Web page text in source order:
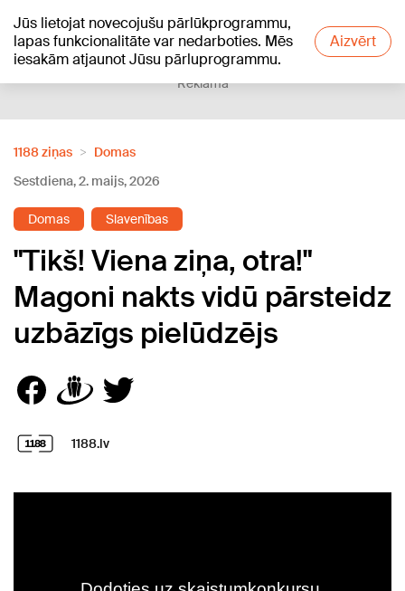
Jūs lietojat novecojušu pārlūkprogrammu,
lapas funkcionalitāte var nedarboties. Mēs
iesakām atjaunot Jūsu pārluprogrammu.
Aizvērt
+23°C
Reklāma
1188 ziņas
Domas
Sestdiena, 2. maijs, 2026
Domas Slavenības
"Tikš! Viena ziņa, otra!"
Magoni nakts vidū pārsteidz
uzbāzīgs pielūdzējs
1188.lv